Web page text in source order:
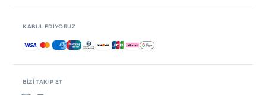
BIZI TAKIP ET
KABUL EDIYORUZ
Kabul edilen ödemeler